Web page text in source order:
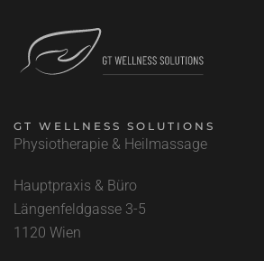
GT WELLNESS SOLUTIONS
Physiotherapie & Heilmassage
Hauptpraxis & Büro
Längenfeldgasse 3-5
1120 Wien